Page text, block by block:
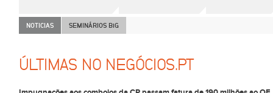
NOTICIAS SEMINÁRIOS BiG
ÚLTIMAS NO NEGÓCIOS.PT